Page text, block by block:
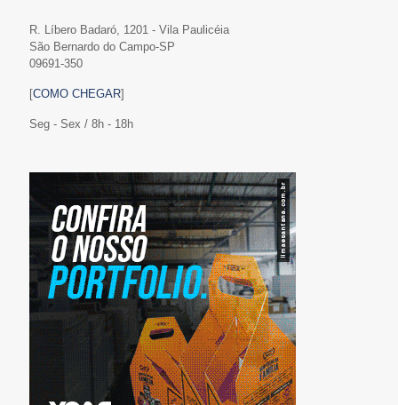
R. Líbero Badaró, 1201 - Vila Paulicéia
São Bernardo do Campo-SP
09691-350
[COMO CHEGAR]
Seg - Sex / 8h - 18h